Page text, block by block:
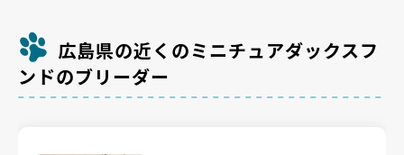
広島県の近くのミニチュアダックスフ
ンドのブリーダー